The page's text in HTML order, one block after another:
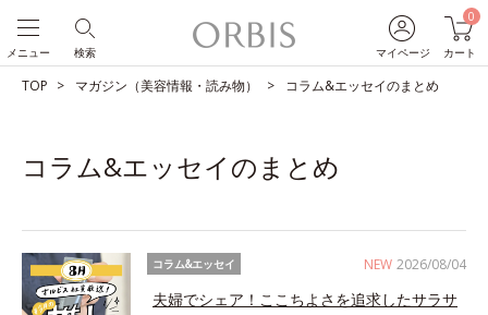
マイページ
0
カート
検索
メニュー
TOP マガジン（美容情報・読み物） コラム&エッセイのまとめ
コラム&エッセイのまとめ
NEW 2026/08/04
コラム&エッセイ
夫婦でシェア！ここちよさを追求したサラサ